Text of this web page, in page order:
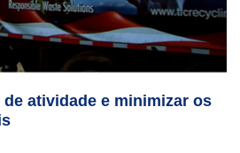
atividade e minimizar os